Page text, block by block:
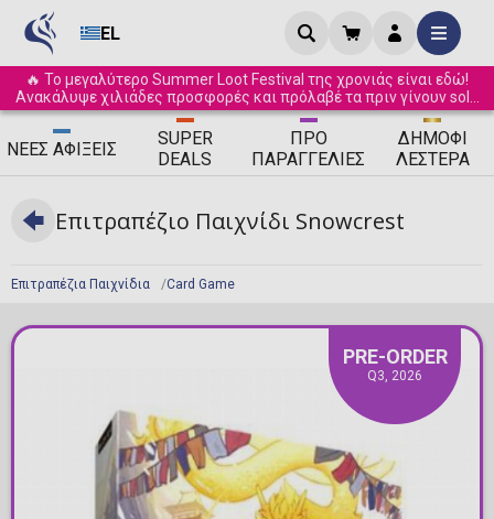
EL
🔥 Το μεγαλύτερο Summer Loot Festival της χρονιάς είναι εδώ!
Ανακάλυψε χιλιάδες προσφορές και πρόλαβέ τα πριν γίνουν sold
out! ☀️
ΝΈΕΣ ΑΦΊΞΕΙΣ
SUPER
DEALS
ΠΡΟ
ΠΑΡΑΓΓΕΛΊΕΣ
ΔΗΜΟΦΙ
ΛΈΣΤΕΡΑ
Επιτραπέζια Παιχνίδια Card Game
Επιτραπέζιο Παιχνίδι Snowcrest
PRE-ORDER
Q3, 2026